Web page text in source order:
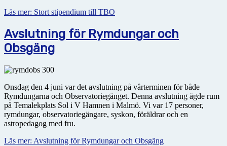
Läs mer: Stort stipendium till TBO
Avslutning för Rymdungar och
Obsgäng
Onsdag den 4 juni var det avslutning på vårterminen för både
Rymdungarna och Observatoriegänget. Denna avslutning ägde rum
på Temalekplats Sol i V Hamnen i Malmö. Vi var 17 personer,
rymdungar, observatoriegängare, syskon, föräldrar och en
astropedagog med fru.
Läs mer: Avslutning för Rymdungar och Obsgäng